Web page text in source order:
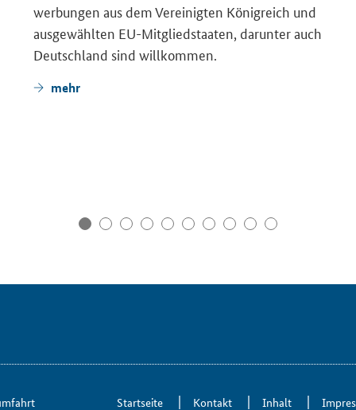
wer­bun­gen aus dem Ver­ei­nig­ten Kö­nig­reich und
aus­ge­wähl­ten EU-​Mitgliedstaaten, dar­un­ter auch
Deutsch­land sind will­kom­men.
mehr
Start­sei­te Kon­takt In­halt